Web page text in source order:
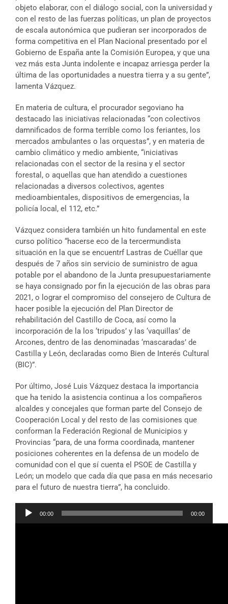
objeto elaborar, con el diálogo social, con la universidad y
con el resto de las fuerzas políticas, un plan de proyectos
de escala autonómica que pudieran ser incorporados de
forma competitiva en el Plan Nacional presentado por el
Gobierno de España ante la Comisión Europea, y que una
vez más esta Junta indolente e incapaz arriesga perder la
última de las oportunidades a nuestra tierra y a su gente”,
lamenta Vázquez.
En materia de cultura, el procurador segoviano ha
destacado las iniciativas relacionadas “con colectivos
damnificados de forma terrible como los feriantes, los
mercados ambulantes o las orquestas”, y en materia de
cambio climático y medio ambiente, “iniciativas
relacionadas con el sector de la resina y el sector
forestal, o aquellas que han atendido a cuestiones
relacionadas a diversos colectivos, agentes
medioambientales, dispositivos de emergencias, la
policía local, el 112, etc.”
Vázquez considera también un hito fundamental en este
curso político “hacerse eco de la tercermundista
situación en la que se encuentrf Lastras de Cuéllar que
después de 7 años sin servicio de suministro de agua
potable por el abandono de la Junta presupuestariamente
se haya consignado por fin la ejecución de las obras para
2021, o lograr el compromiso del consejero de Cultura de
hacer posible la ejecución del Plan Director de
rehabilitación del Castillo de Coca, así como la
incorporación de la los ‘tripudos’ y las ‘vaquillas’ de
Arcones, dentro de las denominadas ‘mascaradas’ de
Castilla y León, declaradas como Bien de Interés Cultural
(BIC)”.
Por último, José Luis Vázquez destaca la importancia
que ha tenido la asistencia continua a los compañeros
alcaldes y concejales que forman parte del Consejo de
Cooperación Local y del resto de las comisiones que
conforman la Federación Regional de Municipios y
Provincias “para, de una forma coordinada, mantener
posiciones coherentes en la defensa de un modelo de
comunidad con el que sí cuenta el PSOE de Castilla y
León; un modelo que cada día que pasa en más necesario
para el futuro de nuestra tierra”, ha concluido.
Reproductor
00:00 00:00